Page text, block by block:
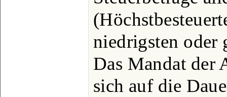
niedrigsten oder
Das Mandat der
sich auf die